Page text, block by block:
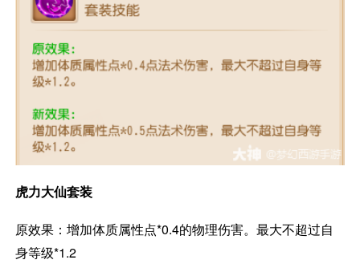
虎力大仙套装
原效果：增加体质属性点*0.4的物理伤害。最大不超过自
身等级*1.2